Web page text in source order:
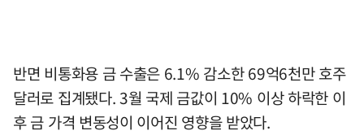
반면 비통화용 금 수출은 6.1% 감소한 69억6천만 호주
달러로 집계됐다. 3월 국제 금값이 10% 이상 하락한 이
후 금 가격 변동성이 이어진 영향을 받았다.